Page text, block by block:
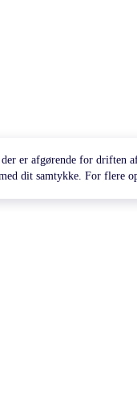
er afgørende for driften
dit samtykke. For flere